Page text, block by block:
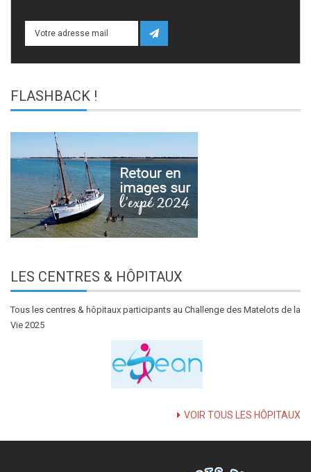
FLASHBACK !
LES CENTRES & HÔPITAUX
Tous les centres & hôpitaux participants au Challenge des Matelots de la
Vie 2025
VOIR TOUS LES HÔPITAUX